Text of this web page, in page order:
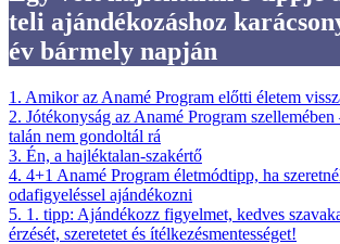
teli ajándékozáshoz
év bármely napján
1 . Amikor az Anamé Program előtti életem
2. Jótékonyság az Anamé Program
talán nem gondoltál rá
3. Én, a hajléktalan-szakértő
4. 4+1 Anamé Program életmódtipp, ha
odafigyeléssel ajándékozni
5. 1. tipp: Ajándékozz figyelmet, kedves
érzését, szeretetet és ítélkezésmentességet!